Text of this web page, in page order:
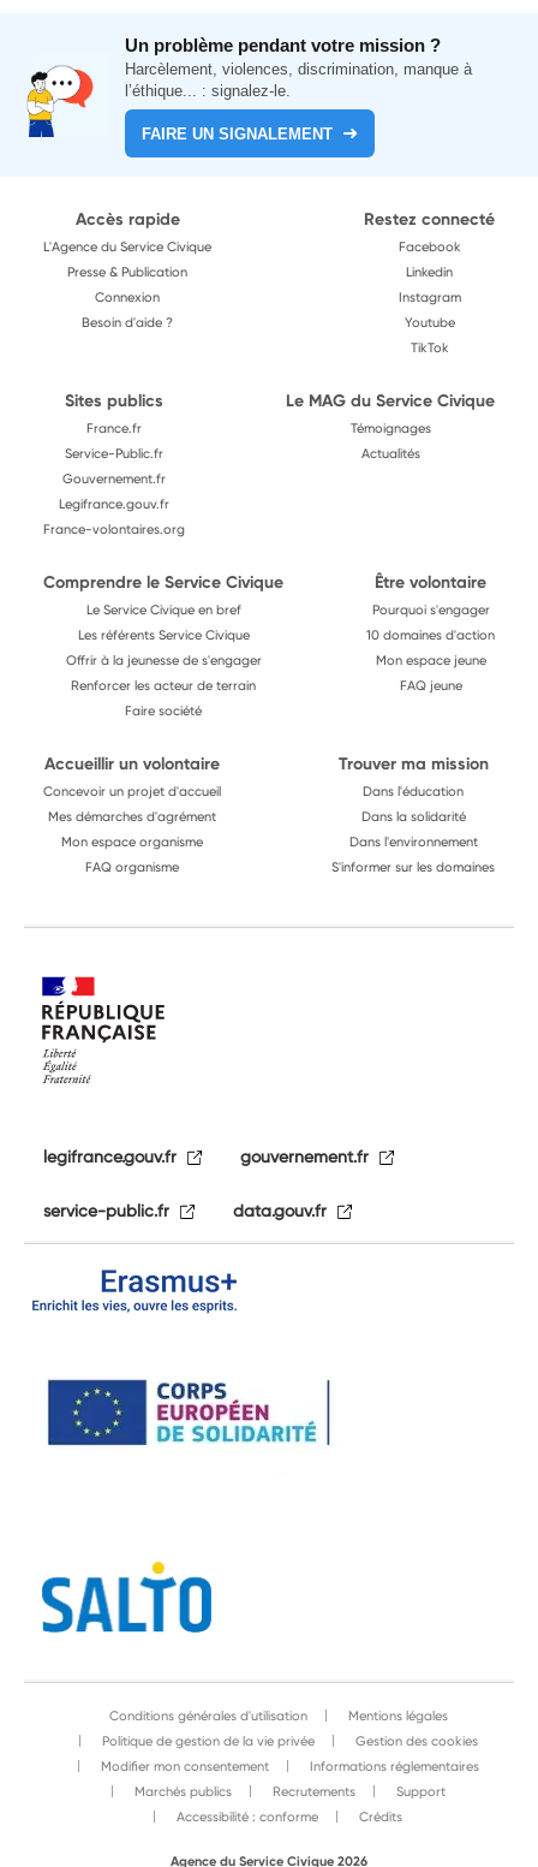
Un problème pendant votre mission ?
Harcèlement, violences, discrimination, manque à
l’éthique... : signalez-le.
FAIRE UN SIGNALEMENT
Accès rapide
L'Agence du Service Civique
Presse & Publication
Connexion
Besoin d'aide ?
Restez connecté
Facebook
Linkedin
Instagram
Youtube
TikTok
Sites publics
France.fr
Service-Public.fr
Gouvernement.fr
Legifrance.gouv.fr
France-volontaires.org
Le MAG du Service Civique
Témoignages
Actualités
Comprendre le Service Civique
Le Service Civique en bref
Les référents Service Civique
Offrir à la jeunesse de s'engager
Renforcer les acteur de terrain
Faire société
Être volontaire
Pourquoi s'engager
10 domaines d'action
Mon espace jeune
FAQ jeune
Accueillir un volontaire
Concevoir un projet d'accueil
Mes démarches d'agrément
Mon espace organisme
FAQ organisme
Trouver ma mission
Dans l'éducation
Dans la solidarité
Dans l'environnement
S'informer sur les domaines
legifrance.gouv.fr gouvernement.fr
service-public.fr data.gouv.fr
Conditions générales d'utilisation
Mentions légales
Politique de gestion de la vie privée
Gestion des cookies
Modifier mon consentement
Informations réglementaires
Marchés publics
Recrutements
Support
Accessibilité : conforme
Crédits
Agence du Service Civique 2026